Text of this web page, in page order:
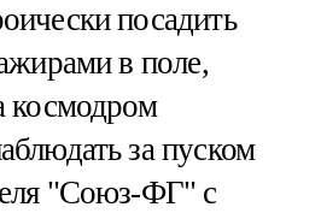
посадить
в поле,
космодром
за пуском
"Союз-ФГ" с